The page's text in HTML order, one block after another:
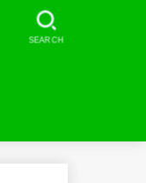
SEARCH